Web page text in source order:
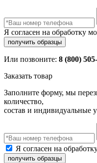
Я согласен на обработку
Или позвоните: 8 (800)
Заказать товар
Заполните форму, мы
количество,
состав и индивидуальные
Я согласен на